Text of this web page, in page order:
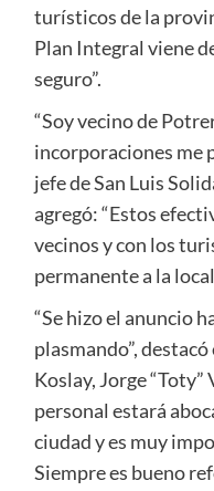
turísticos de la
Plan Integral viene
seguro”.
“Soy vecino de
incorporaciones me
jefe de San Luis
agregó: “Estos
vecinos y con los
permanente a la
“Se hizo el anuncio
plasmando”,
Koslay, Jorge
personal estará
ciudad y es muy
Siempre es bueno